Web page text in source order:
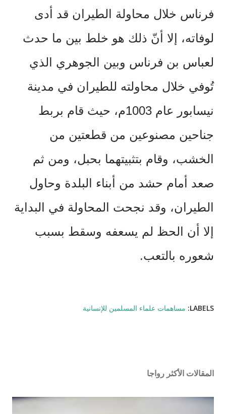
فرناس خلال محاولة الطيران قد أدى
لوفاته، إلا أنّ ذلك هو خلط بين ما حدث
لعباس بن فرناس وبين الجوهري الذي
تُوفي خلال محاولته للطيران في مدينة
نيسابور عام 1003م، حيث قام بربط
جناحين مصنوعين من قطعتين من
الخشب، وقام بتثبيتهما بحبل، ومن ثم
صعد أمام حشد من أبناء البلدة وحاول
الطيران، وقد نجحت المحاولة في البداية
إلا أن الحظ لم يسعفه وسقط بسبب
شعوره بالتعب.
LABELS: مساهمات علماء المسلمين للإنسانية
المقالات الأكثر رواجا